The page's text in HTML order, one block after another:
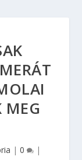
MEG
| 0 |